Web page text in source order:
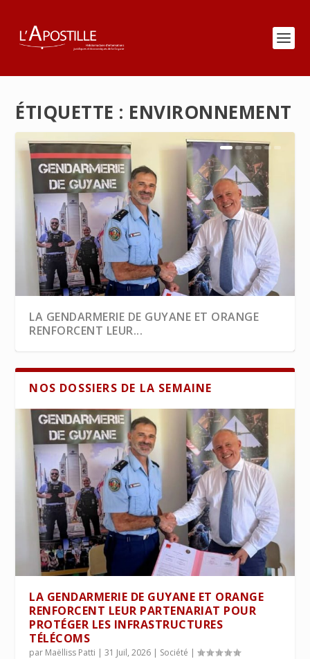
ÉTIQUETTE : ENVIRONNEMENT
LA GENDARMERIE DE GUYANE ET ORANGE
RENFORCENT LEUR...
ORPAILLAGE ILLÉGAL : LE MARONI
EMPOISONNÉ ATTEND U...
L’ASSURANCE MALADIE APPELLE À DES
MESURES IM...
JEUNESSE : LE GRAND DÉFI ÉCONOMIQUE DE
LA GUYANE ...
DÉFORESTATION, RISQUES INCENDIES ET
CYCLE DU CARBO...
CARBURANT : UN COUP DE POUCE AUX
PIROGUIERS
NOS DOSSIERS DE LA SEMAINE
LA GENDARMERIE DE GUYANE ET ORANGE
RENFORCENT LEUR PARTENARIAT POUR
PROTÉGER LES INFRASTRUCTURES
TÉLÉCOMS
par Maëlliss Patti |31 Juil, 2026 | Société |